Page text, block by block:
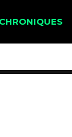
CHRONIQUES